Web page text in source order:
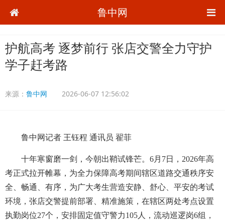
鲁中网
护航高考 逐梦前行 张店交警全力守护
学子赶考路
来源： 鲁中网 2026-06-07 12:56:02
鲁中网记者 王钰程 通讯员 翟菲
十年寒窗磨一剑，今朝出鞘试锋芒。6月7日，2026年高
考正式拉开帷幕，为全力保障高考期间辖区道路交通秩序安
全、畅通、有序，为广大考生营造安静、舒心、平安的考试
环境，张店交警提前部署、精准施策，在辖区两处考点设置
执勤岗位27个，安排固定值守警力105人，流动巡逻岗6组，